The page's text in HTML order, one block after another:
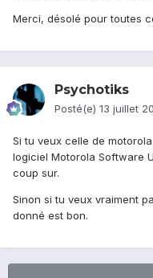
Merci, désolé pour toutes
Psychotiks
Posté(e) 13 juillet
Si tu veux celle de
logiciel Motorola Software
coup sur.
Sinon si tu veux vraiment
donné est bon.